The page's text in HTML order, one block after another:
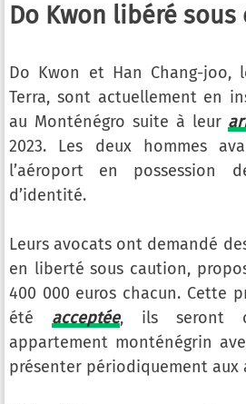
Do Kwon libéré
Do Kwon et Han Chang-joo,
Terra, sont actuellement en
au Monténégro suite à leur
2023. Les deux hommes
l’aéroport en possession
d’identité.
Leurs avocats ont demandé
en liberté sous caution,
400 000 euros chacun. Cette
été acceptée, ils seront
appartement monténégrin
présenter périodiquement aux